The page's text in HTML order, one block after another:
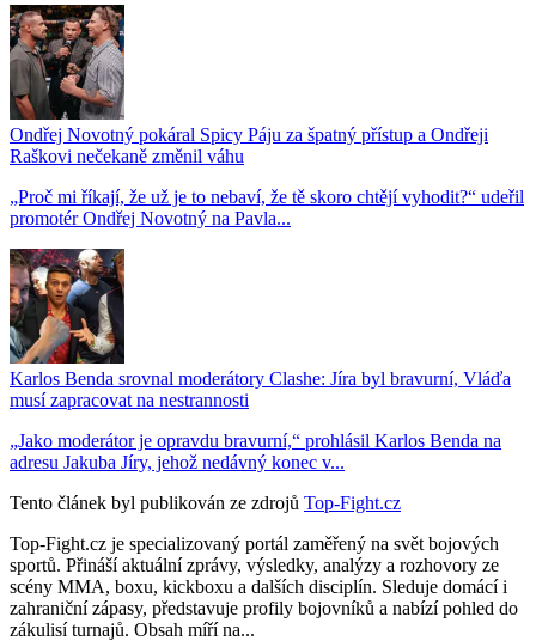
Ondřej Novotný pokáral Spicy Páju za špatný přístup a Ondřeji
Raškovi nečekaně změnil váhu
„Proč mi říkají, že už je to nebaví, že tě skoro chtějí vyhodit?“ udeřil
promotér Ondřej Novotný na Pavla...
Karlos Benda srovnal moderátory Clashe: Jíra byl bravurní, Vláďa
musí zapracovat na nestrannosti
„Jako moderátor je opravdu bravurní,“ prohlásil Karlos Benda na
adresu Jakuba Jíry, jehož nedávný konec v...
Tento článek byl publikován ze zdrojů Top-Fight.cz
Top-Fight.cz je specializovaný portál zaměřený na svět bojových
sportů. Přináší aktuální zprávy, výsledky, analýzy a rozhovory ze
scény MMA, boxu, kickboxu a dalších disciplín. Sleduje domácí i
zahraniční zápasy, představuje profily bojovníků a nabízí pohled do
zákulisí turnajů. Obsah míří na...